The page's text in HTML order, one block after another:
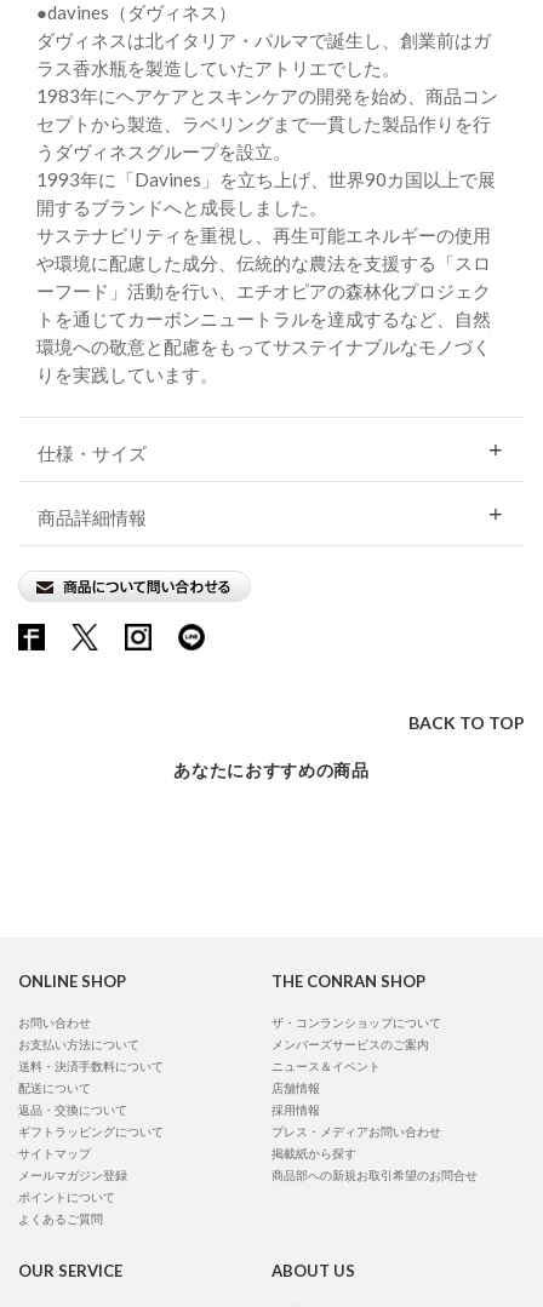
●davines（ダヴィネス）
ダヴィネスは北イタリア・パルマで誕生し、創業前はガ
ラス香水瓶を製造していたアトリエでした。
1983年にヘアケアとスキンケアの開発を始め、商品コン
セプトから製造、ラベリングまで一貫した製品作りを行
うダヴィネスグループを設立。
1993年に「Davines」を立ち上げ、世界90カ国以上で展
開するブランドへと成長しました。
サステナビリティを重視し、再生可能エネルギーの使用
や環境に配慮した成分、伝統的な農法を支援する「スロ
ーフード」活動を行い、エチオピアの森林化プロジェク
トを通じてカーボンニュートラルを達成するなど、自然
環境への敬意と配慮をもってサステイナブルなモノづく
りを実践しています。
仕様・サイズ
商品詳細情報
BACK TO TOP
あなたにおすすめの商品
ONLINE SHOP
お問い合わせ
お支払い方法について
送料・決済手数料について
配送について
返品・交換について
ギフトラッピングについて
サイトマップ
メールマガジン登録
ポイントについて
よくあるご質問
THE CONRAN SHOP
ザ・コンランショップについて
メンバーズサービスのご案内
ニュース＆イベント
店舗情報
採用情報
プレス・メディアお問い合わせ
掲載紙から探す
商品部への新規お取引希望のお問合せ
OUR SERVICE ABOUT US